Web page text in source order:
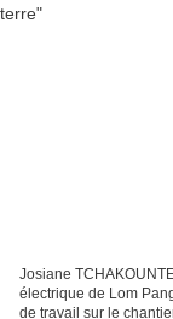
Josiane
électrique de Lom
de travail sur le